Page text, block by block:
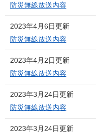
防災無線放送内容
2023年4月6日更新
防災無線放送内容
2023年4月2日更新
防災無線放送内容
2023年3月24日更新
防災無線放送内容
2023年3月24日更新